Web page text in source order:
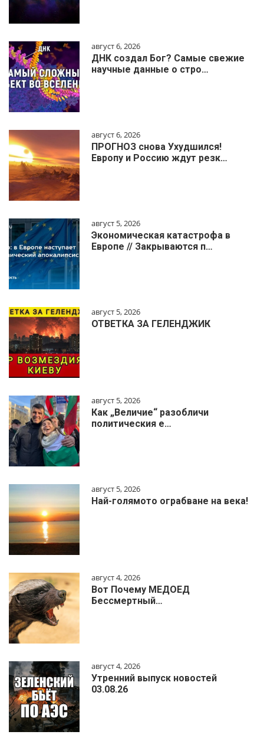
август 6, 2026
ДНК создал Бог? Самые свежие
научные данные о стро…
август 6, 2026
ПРОГНОЗ снова Ухудшился!
Европу и Россию ждут резк…
август 5, 2026
Экономическая катастрофа в
Европе // Закрываются п…
август 5, 2026
ОТВЕТКА ЗА ГЕЛЕНДЖИК
август 5, 2026
Как „Величие“ разобличи
политическия е…
август 5, 2026
Най-голямото ограбване на века!
август 4, 2026
Вот Почему МЕДОЕД
Бессмертный…
август 4, 2026
Утренний выпуск новостей
03.08.26